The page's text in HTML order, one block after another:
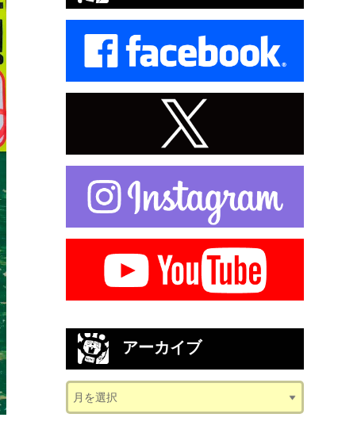
アーカイブ